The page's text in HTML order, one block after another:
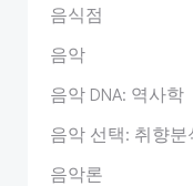
음식점
음악
음악 DNA: 역사학
음악 선택: 취향분
음악론